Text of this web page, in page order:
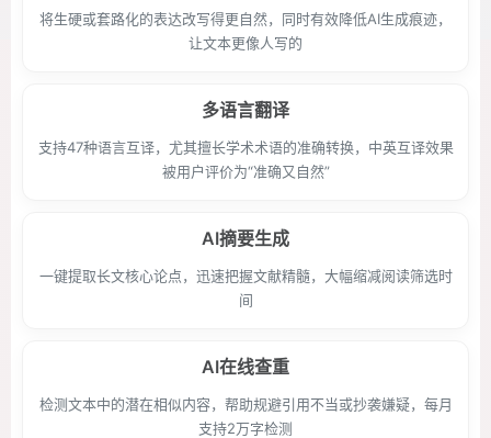
将生硬或套路化的表达改写得更自然，同时有效降低AI生成痕迹，
让文本更像人写的
多语言翻译
支持47种语言互译，尤其擅长学术术语的准确转换，中英互译效果
被用户评价为“准确又自然”
AI摘要生成
一键提取长文核心论点，迅速把握文献精髓，大幅缩减阅读筛选时
间
AI在线查重
检测文本中的潜在相似内容，帮助规避引用不当或抄袭嫌疑，每月
支持2万字检测